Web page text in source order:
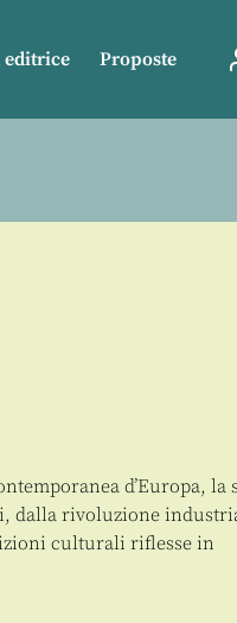
editrice Proposte
d’Europa, la
dalla rivoluzione
culturali riflesse in